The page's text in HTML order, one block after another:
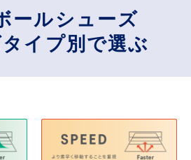
ールシューズ
イプ別で選ぶ